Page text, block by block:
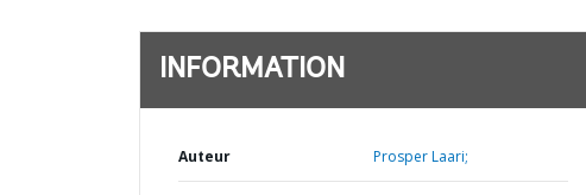
INFORMATION
Auteur Prosper Laari;